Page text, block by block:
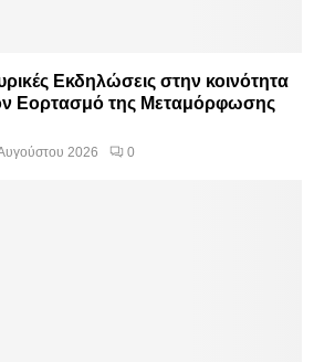
Εκδηλώσεις στην κοινότητα
Εορτασμό της Μεταμόρφωσης
2026 0